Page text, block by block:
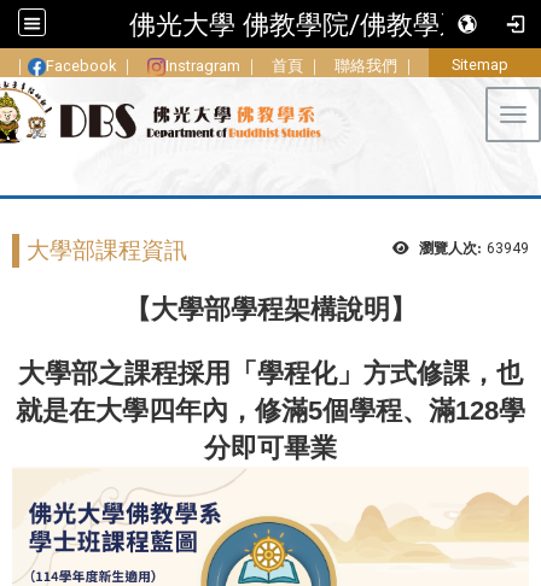
佛光大學 佛教學院/佛教學系
｜ Facebook ｜ Instragram ｜ 首頁 ｜ 聯絡我們 ｜ Sitemap
瀏覽人次: 63949
大學部課程資訊
【大學部學程架構說明】
大學部之課程採用「學程化」方式修課，也
就是在大學四年內，修滿5個學程、滿128學
分即可畢業